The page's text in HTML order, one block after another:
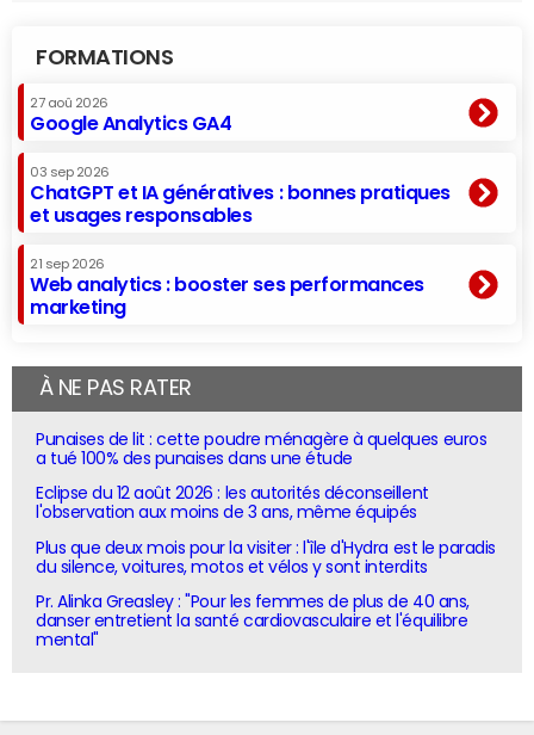
FORMATIONS
27 aoû 2026
Google Analytics GA4
03 sep 2026
ChatGPT et IA génératives : bonnes pratiques
et usages responsables
21 sep 2026
Web analytics : booster ses performances
marketing
À NE PAS RATER
Punaises de lit : cette poudre ménagère à quelques euros
a tué 100% des punaises dans une étude
Eclipse du 12 août 2026 : les autorités déconseillent
l'observation aux moins de 3 ans, même équipés
Plus que deux mois pour la visiter : l'île d'Hydra est le paradis
du silence, voitures, motos et vélos y sont interdits
Pr. Alinka Greasley : "Pour les femmes de plus de 40 ans,
danser entretient la santé cardiovasculaire et l'équilibre
mental"